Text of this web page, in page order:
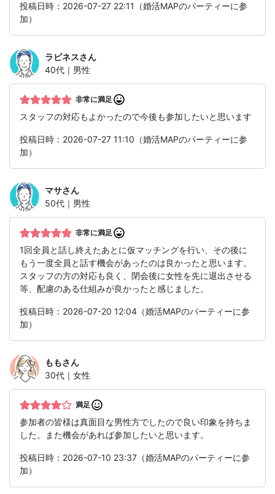
投稿日時：2026-07-27 22:11（婚活MAPのパーティーに参
加）
ラビネスさん
40代｜男性
非常に満足
スタッフの対応もよかったので今後も参加したいと思います
投稿日時：2026-07-27 11:10（婚活MAPのパーティーに参
加）
マサさん
50代｜男性
非常に満足
1回全員と話し終えたあとに仮マッチングを行い、その後に
もう一度全員と話す機会があったのは良かったと思います。
スタッフの方の対応も良く、閉会後に女性を先に退出させる
等、配慮のある仕組みが良かったと感じました。
投稿日時：2026-07-20 12:04（婚活MAPのパーティーに参
加）
ももさん
30代｜女性
満足
参加者の皆様は真面目な男性方でしたので良い印象を持ちま
した。また機会があれば参加したいと思います。
投稿日時：2026-07-10 23:37（婚活MAPのパーティーに参
加）